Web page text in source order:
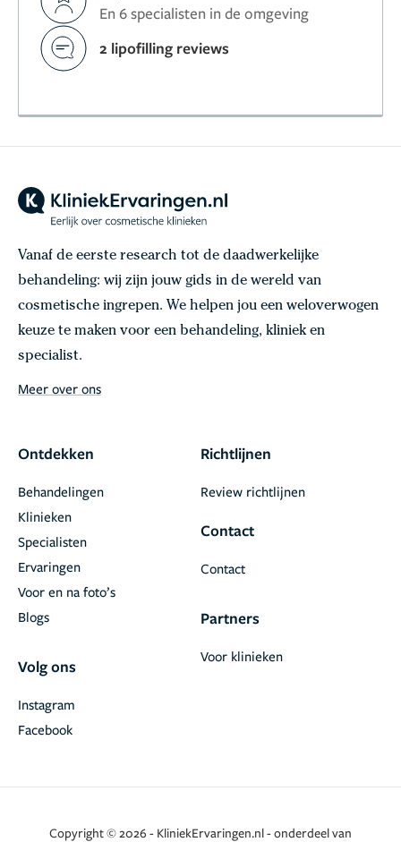
En 6 specialisten in de omgeving
2 lipofilling reviews
Vanaf de eerste research tot de daadwerkelijke
behandeling: wij zijn jouw gids in de wereld van
cosmetische ingrepen. We helpen jou een weloverwogen
keuze te maken voor een behandeling, kliniek en
specialist.
Meer over ons
Ontdekken
Behandelingen
Klinieken
Specialisten
Ervaringen
Voor en na foto’s
Blogs
Volg ons
Facebook
Instagram
Richtlijnen
Review richtlijnen
Contact
Contact
Partners
Voor klinieken
Copyright © 2026 - KliniekErvaringen.nl - onderdeel van